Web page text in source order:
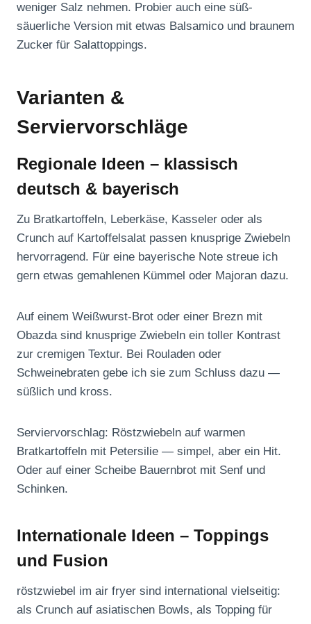
weniger Salz nehmen. Probier auch eine süß-
säuerliche Version mit etwas Balsamico und braunem
Zucker für Salattoppings.
Varianten &
Serviervorschläge
Regionale Ideen – klassisch
deutsch & bayerisch
Zu Bratkartoffeln, Leberkäse, Kasseler oder als
Crunch auf Kartoffelsalat passen knusprige Zwiebeln
hervorragend. Für eine bayerische Note streue ich
gern etwas gemahlenen Kümmel oder Majoran dazu.
Auf einem Weißwurst-Brot oder einer Brezn mit
Obazda sind knusprige Zwiebeln ein toller Kontrast
zur cremigen Textur. Bei Rouladen oder
Schweinebraten gebe ich sie zum Schluss dazu —
süßlich und kross.
Serviervorschlag: Röstzwiebeln auf warmen
Bratkartoffeln mit Petersilie — simpel, aber ein Hit.
Oder auf einer Scheibe Bauernbrot mit Senf und
Schinken.
Internationale Ideen – Toppings
und Fusion
röstzwiebel im air fryer sind international vielseitig:
als Crunch auf asiatischen Bowls, als Topping für